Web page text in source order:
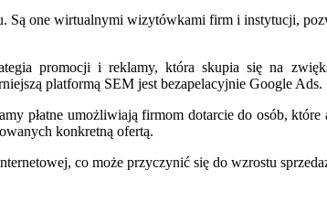
Są one wirtualnymi wizytówkami firm i instytucji,
promocji i reklamy, która skupia się na
platformą SEM jest bezapelacyjnie Google Ads.
płatne umożliwiają firmom dotarcie do osób,
konkretną ofertą.
co może przyczynić się do wzrostu